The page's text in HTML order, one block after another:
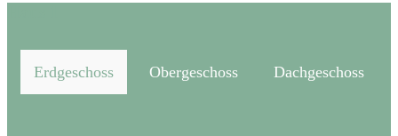
Erdgeschoss Obergeschoss Dachgeschoss